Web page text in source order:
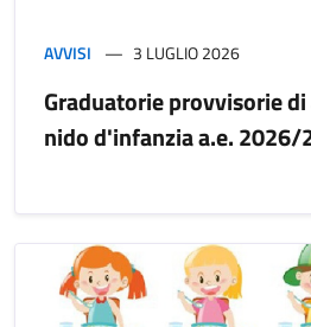
AVVISI 3 LUGLIO 2026
Graduatorie provvisorie
nido d'infanzia a.e. 2026/